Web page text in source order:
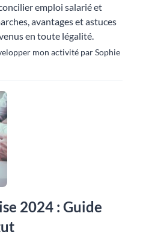
emploi salarié et
avantages et astuces
en toute légalité.
mon activité par Sophie
2024 : Guide